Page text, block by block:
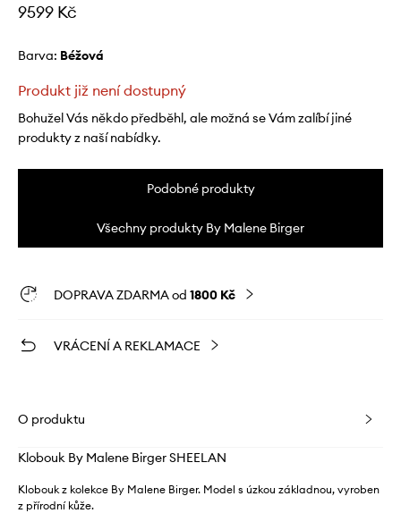
9599 Kč
Barva: béžová
Produkt již není dostupný
Bohužel Vás někdo předběhl, ale možná se Vám zalíbí jiné
produkty z naší nabídky.
Podobné produkty
Všechny produkty By Malene Birger
DOPRAVA ZDARMA od 1800 Kč
VRÁCENÍ A REKLAMACE
O produktu
Klobouk By Malene Birger SHEELAN
Klobouk z kolekce By Malene Birger. Model s úzkou základnou, vyroben
z přírodní kůže.